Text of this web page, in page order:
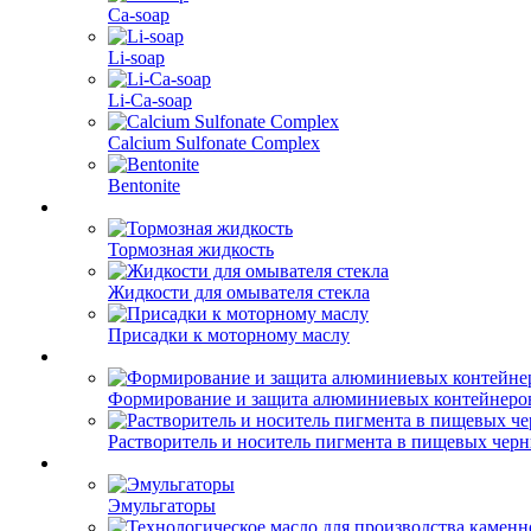
Ca-soap
Li-soap
Li-Ca-soap
Calcium Sulfonate Complex
Bentonite
Тормозная жидкость
Жидкости для омывателя стекла
Присадки к моторному маслу
Формирование и защита алюминиевых
Растворитель и носитель пигмента в пищевых
Эмульгаторы